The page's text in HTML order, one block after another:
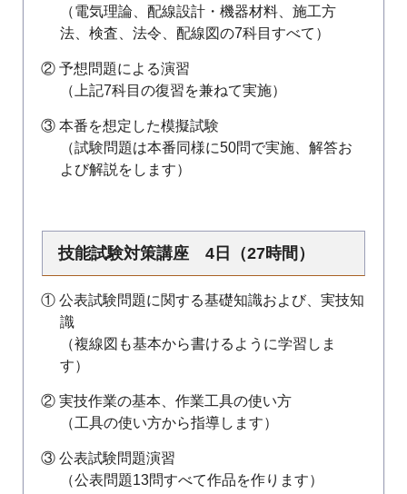
（電気理論、配線設計・機器材料、施工方
法、検査、法令、配線図の7科目すべて）
② 予想問題による演習
（上記7科目の復習を兼ねて実施）
③ 本番を想定した模擬試験
（試験問題は本番同様に50問で実施、解答お
よび解説をします）
技能試験対策講座 4日（27時間）
① 公表試験問題に関する基礎知識および、実技知
識
（複線図も基本から書けるように学習しま
す）
② 実技作業の基本、作業工具の使い方
（工具の使い方から指導します）
③ 公表試験問題演習
（公表問題13問すべて作品を作ります）